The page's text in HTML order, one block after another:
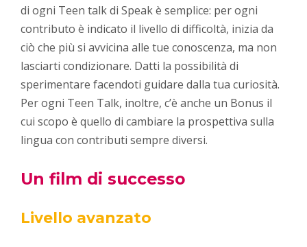
di ogni Teen talk di Speak è semplice: per ogni
contributo è indicato il livello di difficoltà, inizia da
ciò che più si avvicina alle tue conoscenza, ma non
lasciarti condizionare. Datti la possibilità di
sperimentare facendoti guidare dalla tua curiosità.
Per ogni Teen Talk, inoltre, c’è anche un Bonus il
cui scopo è quello di cambiare la prospettiva sulla
lingua con contributi sempre diversi.
Un film di successo
Livello avanzato